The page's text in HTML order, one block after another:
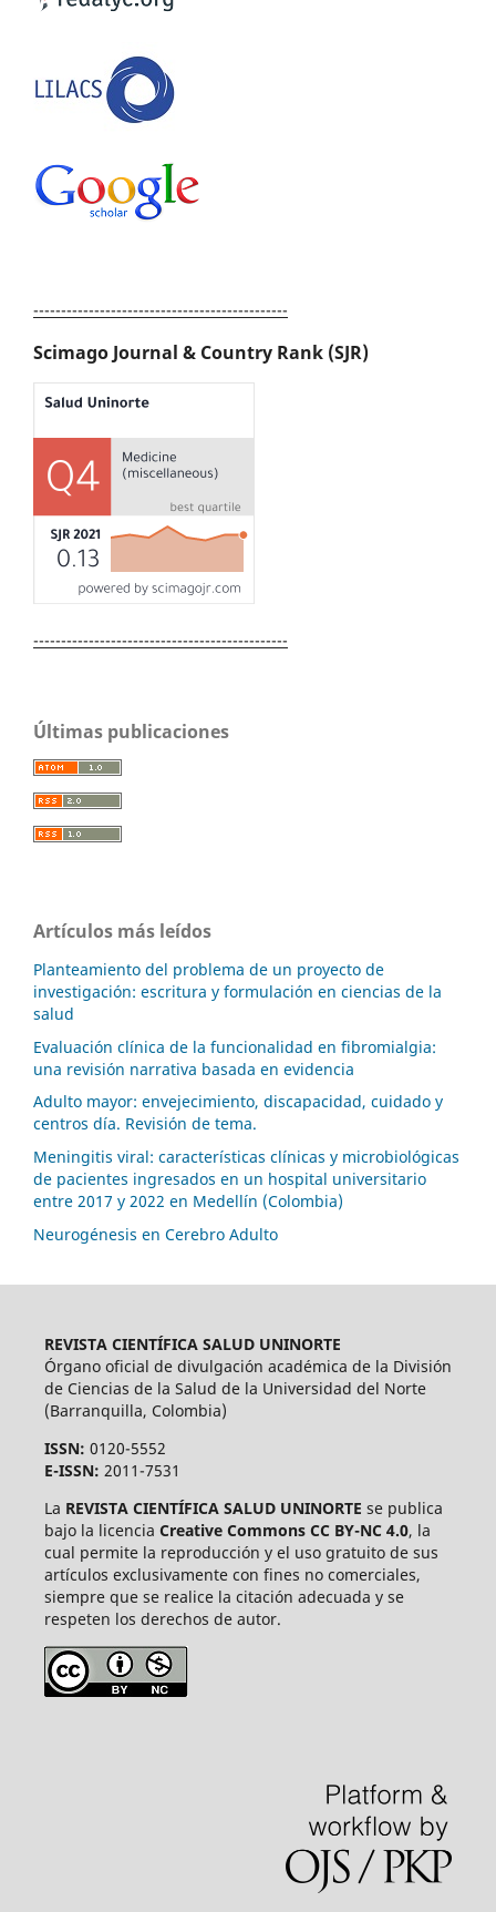
----------------------------------------------
Scimago Journal & Country Rank (SJR)
----------------------------------------------
Últimas publicaciones
Artículos más leídos
Planteamiento del problema de un proyecto de
investigación: escritura y formulación en ciencias de la
salud
Evaluación clínica de la funcionalidad en fibromialgia:
una revisión narrativa basada en evidencia
Adulto mayor: envejecimiento, discapacidad, cuidado y
centros día. Revisión de tema.
Meningitis viral: características clínicas y microbiológicas
de pacientes ingresados en un hospital universitario
entre 2017 y 2022 en Medellín (Colombia)
Neurogénesis en Cerebro Adulto
REVISTA CIENTÍFICA SALUD UNINORTE
Órgano oficial de divulgación académica de la División
de Ciencias de la Salud de la Universidad del Norte
(Barranquilla, Colombia)
ISSN: 0120-5552
E-ISSN: 2011-7531
La REVISTA CIENTÍFICA SALUD UNINORTE se publica
bajo la licencia Creative Commons CC BY-NC 4.0, la
cual permite la reproducción y el uso gratuito de sus
artículos exclusivamente con fines no comerciales,
siempre que se realice la citación adecuada y se
respeten los derechos de autor.